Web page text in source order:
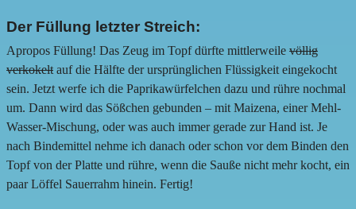
Der Füllung letzter Streich:
Apropos Füllung! Das Zeug im Topf dürfte mittlerweile völlig
verkokelt auf die Hälfte der ursprünglichen Flüssigkeit eingekocht
sein. Jetzt werfe ich die Paprikawürfelchen dazu und rühre nochmal
um. Dann wird das Sößchen gebunden – mit Maizena, einer Mehl-
Wasser-Mischung, oder was auch immer gerade zur Hand ist. Je
nach Bindemittel nehme ich danach oder schon vor dem Binden den
Topf von der Platte und rühre, wenn die Sauße nicht mehr kocht, ein
paar Löffel Sauerrahm hinein. Fertig!